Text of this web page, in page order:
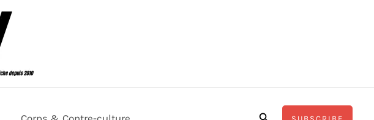
RechercherSUBSCRIBE